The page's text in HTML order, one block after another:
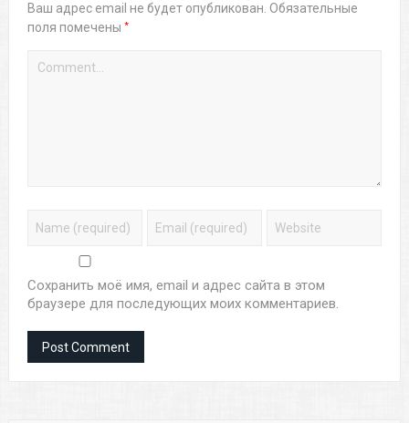
Ваш адрес email не будет опубликован. Обязательные
поля помечены *
Сохранить моё имя, email и адрес сайта в этом
браузере для последующих моих комментариев.